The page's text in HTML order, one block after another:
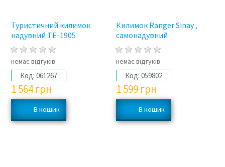
Туристичний килимок
надувний TE-1905
немає відгуків
Код: 061267
1 564 грн
Килимок Ranger Sinay ,
самонадувний
немає відгуків
Код: 059802
1 599 грн